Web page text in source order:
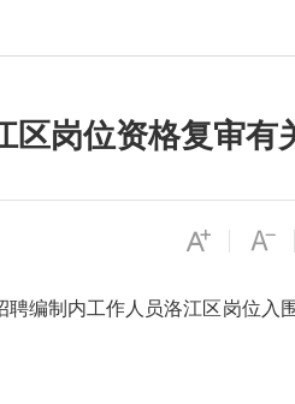
区岗位资格复审有
聘编制内工作人员洛江区岗位入